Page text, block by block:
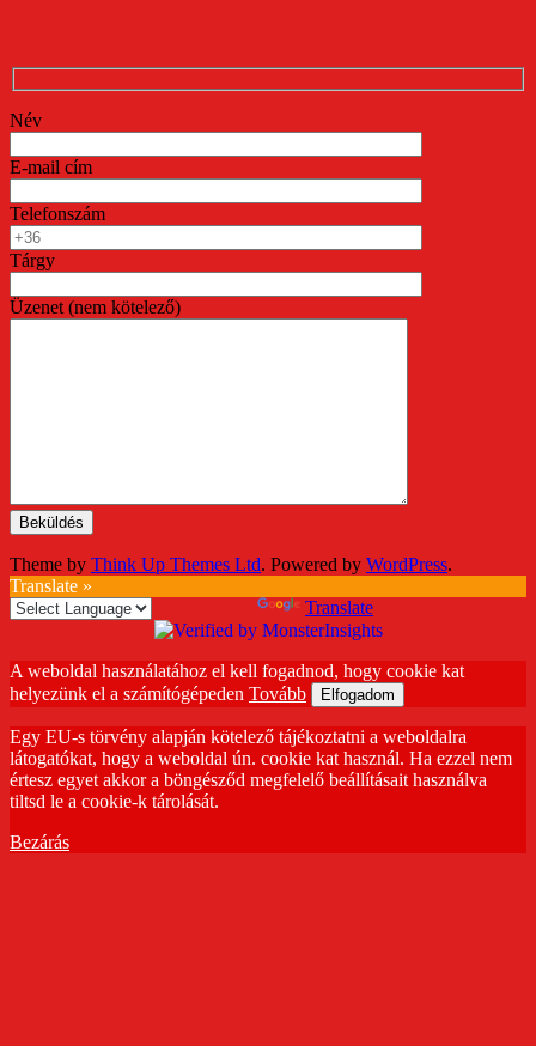
Név
E-mail cím
Telefonszám
Tárgy
Üzenet (nem kötelező)
Theme by Think Up Themes Ltd. Powered by WordPress.
Translate »
Translate
A weboldal használatához el kell fogadnod, hogy cookie kat
helyezünk el a számítógépeden Tovább Elfogadom
Egy EU-s törvény alapján kötelező tájékoztatni a weboldalra
látogatókat, hogy a weboldal ún. cookie kat használ. Ha ezzel nem
értesz egyet akkor a böngésződ megfelelő beállításait használva
tiltsd le a cookie-k tárolását.
Bezárás